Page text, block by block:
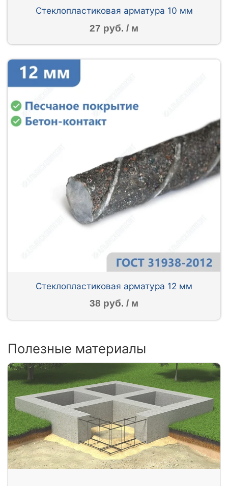
Стеклопластиковая арматура 10 мм
27 руб. / м
Стеклопластиковая арматура 12 мм
38 руб. / м
Полезные материалы